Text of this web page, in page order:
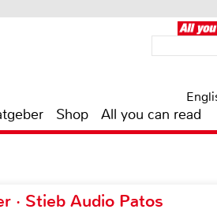
Shop All you can read
· Stieb Audio Patos